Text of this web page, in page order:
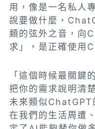
用，像是一名私人
說要做什麼，
類的弦外之音，向
求」，是正確使用
「這個時候最關鍵
把你的需求說明清
未來類似ChatGPT
在我們的生活周遭